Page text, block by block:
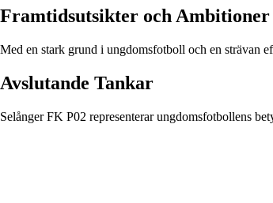
Framtidsutsikter och Ambitioner
Med en stark grund i ungdomsfotboll och en strävan
Avslutande Tankar
Selånger FK P02 representerar ungdomsfotbollens